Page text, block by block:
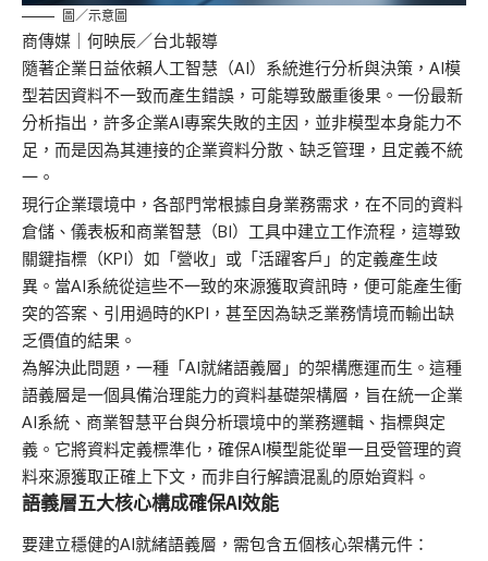
圖／示意圖
商傳媒 ｜何映辰／台北報導
隨著企業日益依賴人工智慧（AI）系統進行分析與決策，AI模
型若因資料不一致而產生錯誤，可能導致嚴重後果。一份最新
分析指出，許多企業AI專案失敗的主因，並非模型本身能力不
足，而是因為其連接的企業資料分散、缺乏管理，且定義不統
一。
現行企業環境中，各部門常根據自身業務需求，在不同的資料
倉儲、儀表板和商業智慧（BI）工具中建立工作流程，這導致
關鍵指標（KPI）如「營收」或「活躍客戶」的定義產生歧
異。當AI系統從這些不一致的來源獲取資訊時，便可能產生衝
突的答案、引用過時的KPI，甚至因為缺乏業務情境而輸出缺
乏價值的結果。
為解決此問題，一種「AI就緒語義層」的架構應運而生。這種
語義層是一個具備治理能力的資料基礎架構層，旨在統一企業
AI系統、商業智慧平台與分析環境中的業務邏輯、指標與定
義。它將資料定義標準化，確保AI模型能從單一且受管理的資
料來源獲取正確上下文，而非自行解讀混亂的原始資料。
語義層五大核心構成確保AI效能
要建立穩健的AI就緒語義層，需包含五個核心架構元件：